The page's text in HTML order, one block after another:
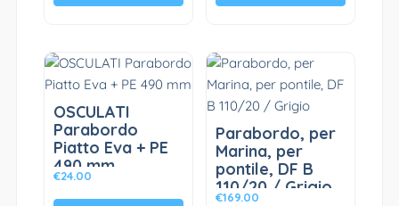
OSCULATI
Parabordo
Piatto Eva + PE
490 mm
€24.00
Parabordo, per
Marina, per
pontile, DF B
110/20 / Grigio
€169.00